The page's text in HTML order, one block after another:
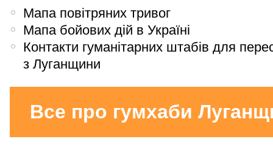
Мапа повітряних тривог
Мапа бойових дій в Україні
Контакти гуманітарних штабів для
з Луганщини
Все про гумхаби